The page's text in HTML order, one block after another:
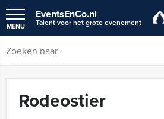
EventsEnCo.nl
Talent voor het grote evenement
MENU
Rodeostier